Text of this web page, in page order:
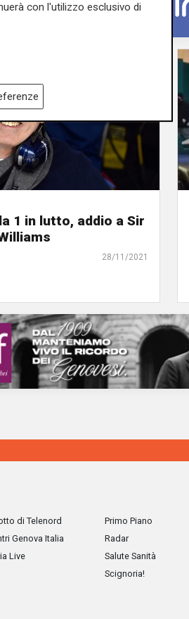
1 in lutto, addio a Sir
28/11/2021
di Telenord
Genova Italia
Live
Primo Piano
Radar
Salute Sanità
Scignoria!
con l'utilizzo esclusivo di